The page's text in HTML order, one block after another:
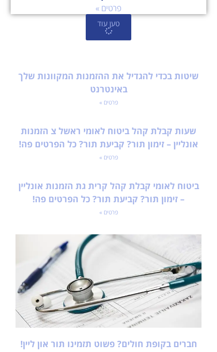
פרטים »
טען עוד
שיטות בכדי להגדיל את ההזמנות המקוונות שלך
באינטרנט
פרטים »
שעות קבלת קהל ביטוח לאומי ראשל צ הזמנות
אונליין – זימון תור? קביעת תור? כל הפרטים פה!
פרטים »
ביטוח לאומי קבלת קהל קרית גת הזמנות אונליין
– זימון תור? קביעת תור? כל הפרטים פה!
פרטים »
חברים בקופת חולים? פשוט תזמינו תור און ליין!